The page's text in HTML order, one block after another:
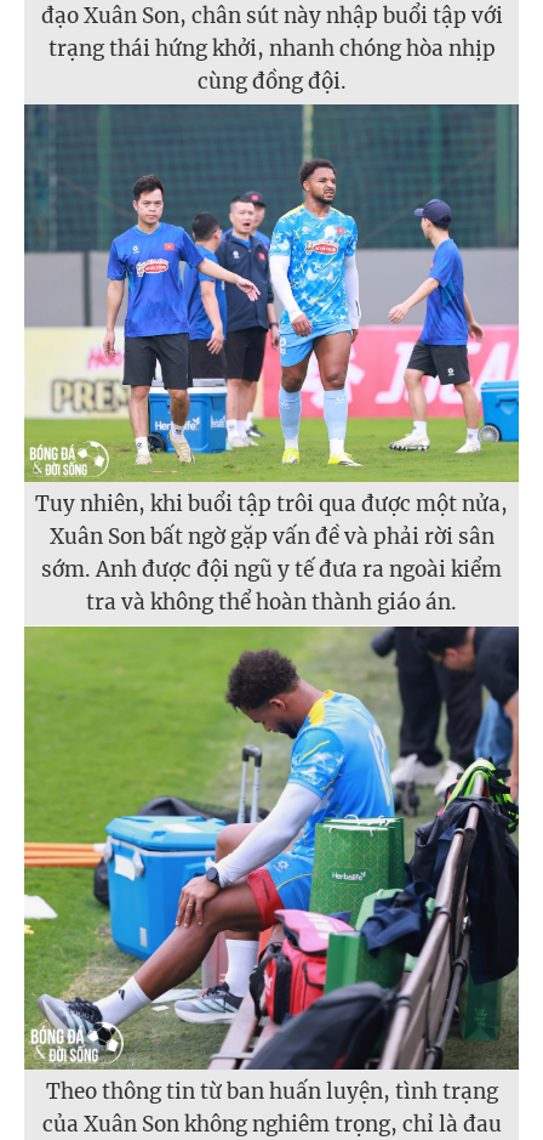
đạo Xuân Son, chân sút này nhập buổi tập với
trạng thái hứng khởi, nhanh chóng hòa nhịp
cùng đồng đội.
Tuy nhiên, khi buổi tập trôi qua được một nửa,
Xuân Son bất ngờ gặp vấn đề và phải rời sân
sớm. Anh được đội ngũ y tế đưa ra ngoài kiểm
tra và không thể hoàn thành giáo án.
Theo thông tin từ ban huấn luyện, tình trạng
của Xuân Son không nghiêm trọng, chỉ là đau